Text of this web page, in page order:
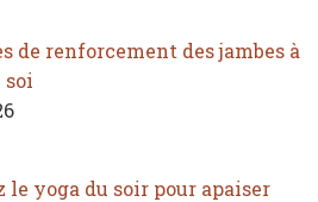
de renforcement des jambes à
soi
le yoga du soir pour apaiser